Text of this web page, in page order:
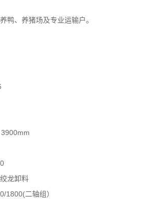
鸭、养猪场及专业运输户。
龙卸料
1800(二轴组）